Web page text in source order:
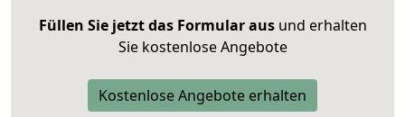
Füllen Sie jetzt das Formular ausund erhalten
Sie kostenlose Angebote
Kostenlose Angebote erhalten